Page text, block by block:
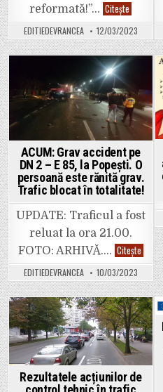
reformată!”… Citește
Comunei
Bârsești
anunță
de
proiectul
unui
sistem
geografic
privind
imobilele
înscrise
în
cartea
funciară
din
comunei
Bârsești,
județul
Vrancea”
cod
C10-
I4-
514
EDITIEDEVRANCEA 12/03/2023
Posted
in
ACUM: Grav accident pe
DN 2 – E 85, la Popești. O
persoană este rănită grav.
Trafic blocat în totalitate!
UPDATE: Traficul a fost
reluat la ora 21.00.
FOTO: ARHIVĂ…. CiteșteACUM:
Grav
DN
2
–
E
85,
la
Popești.
O
este
rănită
EDITIEDEVRANCEA 10/03/2023
Posted
in
Rezultatele acțiunilor de